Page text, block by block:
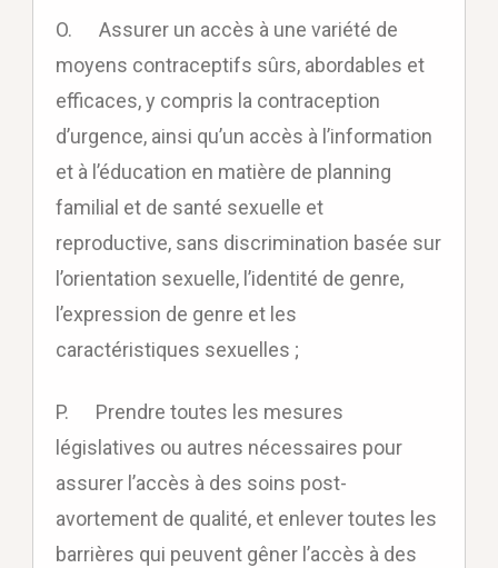
O. Assurer un accès à une variété de
moyens contraceptifs sûrs, abordables et
efficaces, y compris la contraception
d’urgence, ainsi qu’un accès à l’information
et à l’éducation en matière de planning
familial et de santé sexuelle et
reproductive, sans discrimination basée sur
l’orientation sexuelle, l’identité de genre,
l’expression de genre et les
caractéristiques sexuelles ;
P. Prendre toutes les mesures
législatives ou autres nécessaires pour
assurer l’accès à des soins post-
avortement de qualité, et enlever toutes les
barrières qui peuvent gêner l’accès à des